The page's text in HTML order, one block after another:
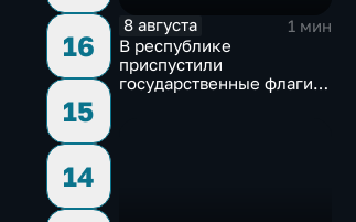
16
15
14
8 августа
1 мин
В республике
приспустили
государственные флаги и